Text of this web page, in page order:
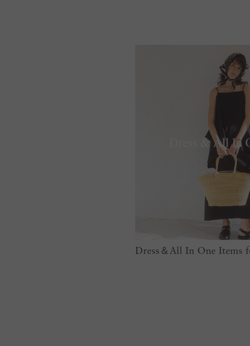
Dress＆All In One Items